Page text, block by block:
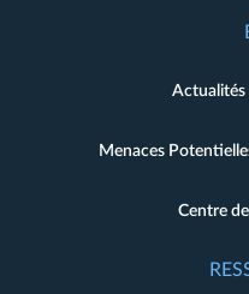
Actualités
Menaces
Centre